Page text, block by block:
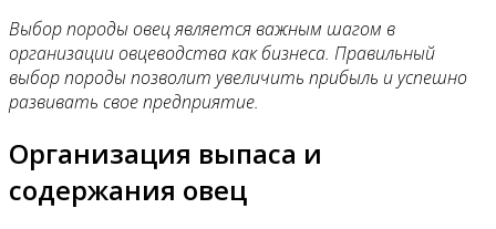
Выбор породы овец является важным шагом в
организации овцеводства как бизнеса. Правильный
выбор породы позволит увеличить прибыль и успешно
развивать свое предприятие.
Организация выпаса и
содержания овец